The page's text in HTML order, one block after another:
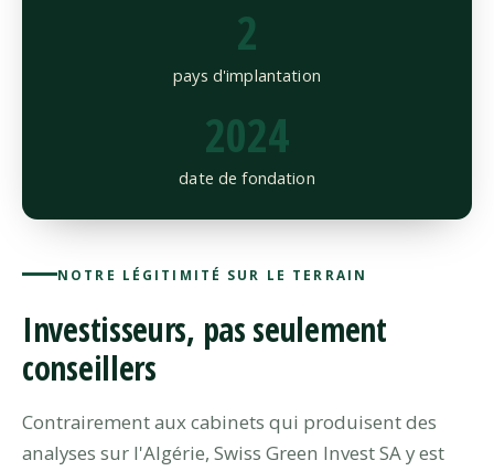
2
pays d'implantation
2024
date de fondation
NOTRE LÉGITIMITÉ SUR LE TERRAIN
Investisseurs, pas seulement
conseillers
Contrairement aux cabinets qui produisent des
analyses sur l'Algérie, Swiss Green Invest SA y est